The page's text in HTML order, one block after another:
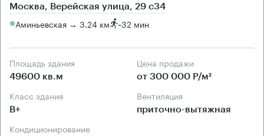
Москва, Верейская улица, 29 с34
Аминьевская → 3.24 км ~32 мин
Площадь здания
49600 кв.м
Цена продажи
от 300 000 Р/м²
Класс здания
B+
Вентиляция
приточно-вытяжная
Кондиционирование